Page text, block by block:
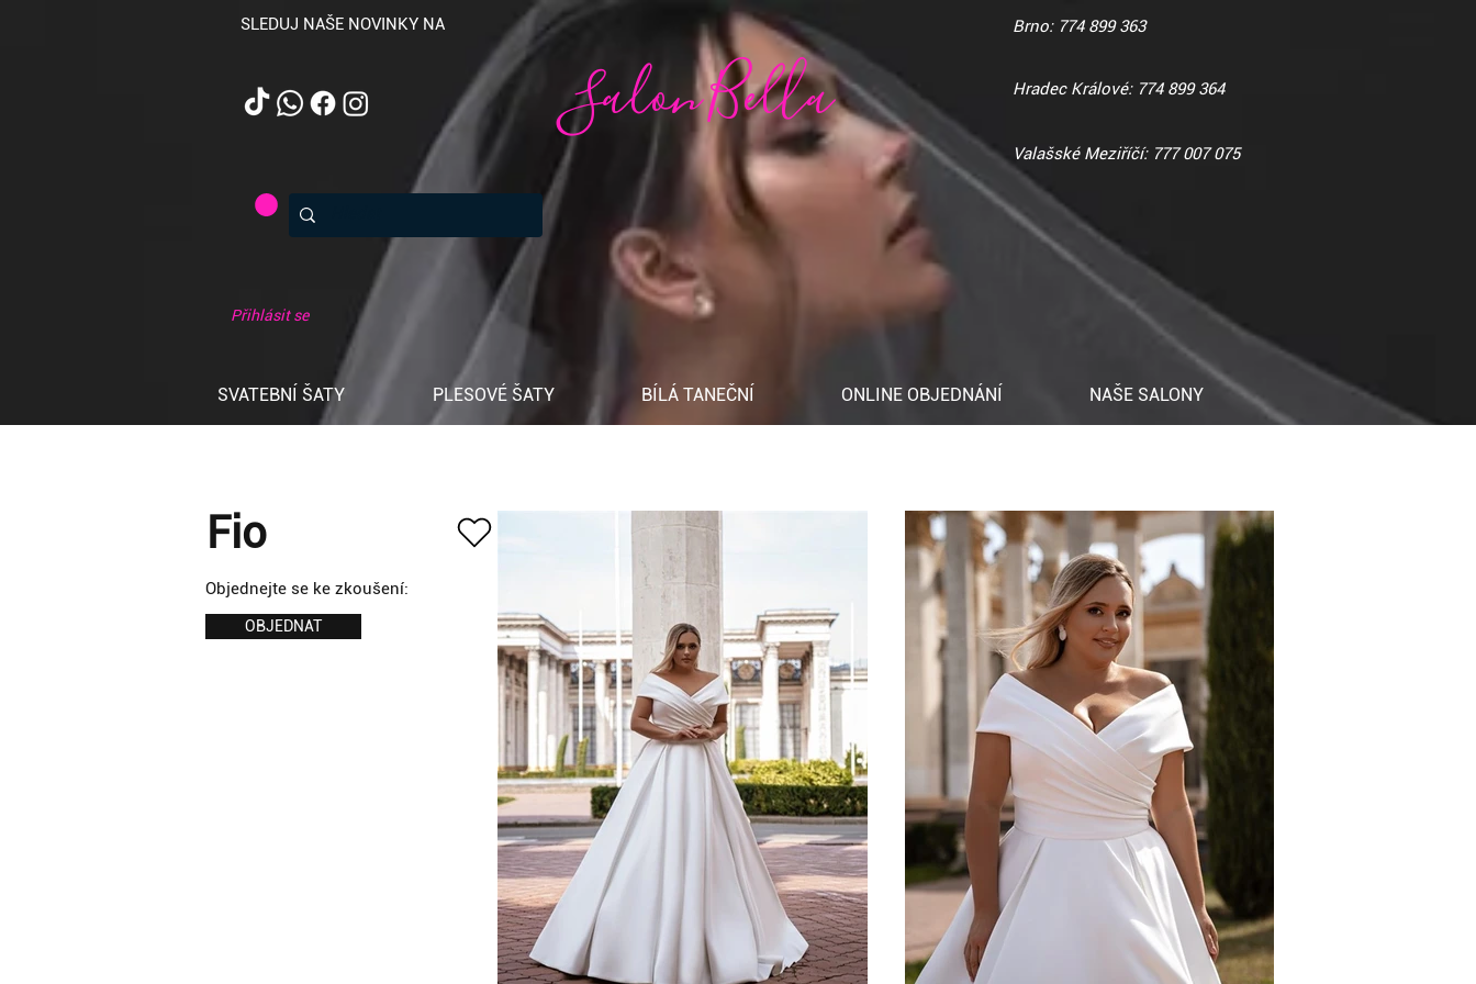
SLEDUJ NAŠE NOVINKY NA
Salon Bella
Brno: 774 899 363
Hradec Králové: 774 899 364
Valašské Meziříčí: 777 007 075
Přihlásit se
SVATEBNÍ ŠATY PLESOVÉ ŠATY BÍLÁ TANEČNÍ ONLINE OBJEDNÁNÍ NAŠE SALONY
Fio
Objednejte se ke zkoušení:
OBJEDNAT